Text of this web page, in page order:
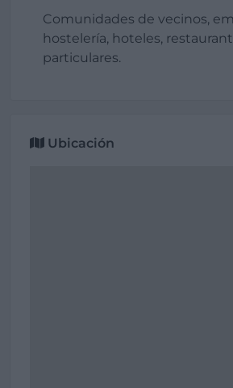
Comunidades de vecinos,
hostelería, hoteles,
particulares.
Ubicación